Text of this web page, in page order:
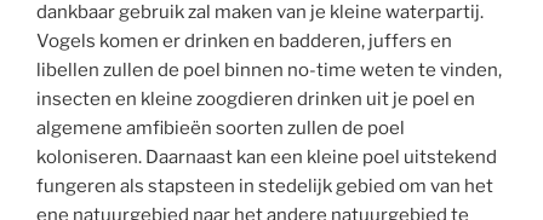
dankbaar gebruik zal maken van je kleine waterpartij.
Vogels komen er drinken en badderen, juffers en
libellen zullen de poel binnen no-time weten te vinden,
insecten en kleine zoogdieren drinken uit je poel en
algemene amfibieën soorten zullen de poel
koloniseren. Daarnaast kan een kleine poel uitstekend
fungeren als stapsteen in stedelijk gebied om van het
ene natuurgebied naar het andere natuurgebied te